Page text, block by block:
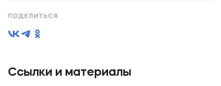
ПОДЕЛИТЬСЯ
Ссылки и материалы